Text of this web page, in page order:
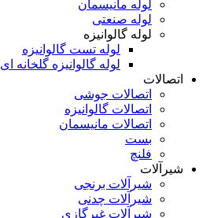
لوله مانیسمان
لوله صنعتی
لوله گالوانیزه
لوله تست گالوانیزه
لوله گالوانیزه گلخانه ای
اتصالات
اتصالات جوشی
اتصالات گالوانیزه
اتصالات مانیسمان
بست
فلنچ
شیرآلات
شیرآلات برنجی
شیرآلات چدنی
شیرآلات غیرگازی